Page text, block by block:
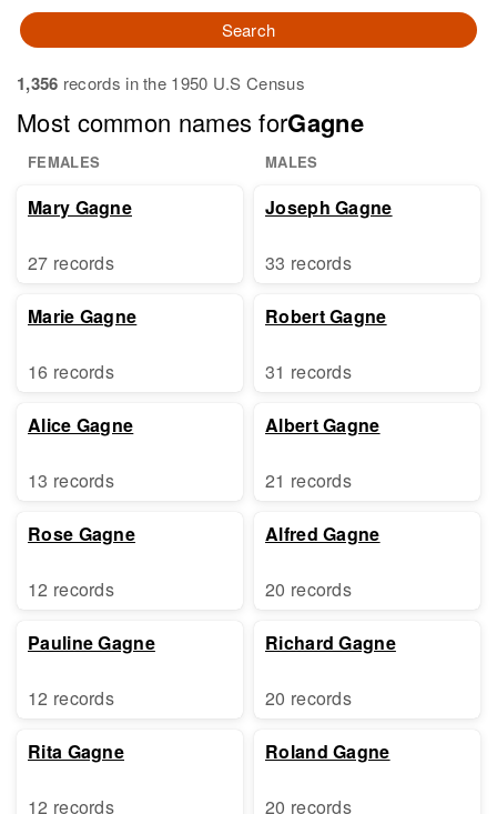
Search
1,356 records in the 1950 U.S Census
Most common names forGagne
FEMALES MALES
Mary Gagne
27 records
Marie Gagne
16 records
Alice Gagne
13 records
Rose Gagne
12 records
Pauline Gagne
12 records
Rita Gagne
12 records
Joseph Gagne
33 records
Robert Gagne
31 records
Albert Gagne
21 records
Alfred Gagne
20 records
Richard Gagne
20 records
Roland Gagne
20 records